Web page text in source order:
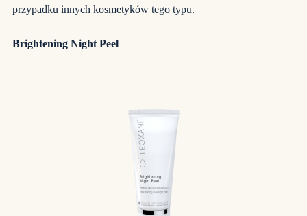
przypadku innych kosmetyków tego typu.
Brightening Night Peel